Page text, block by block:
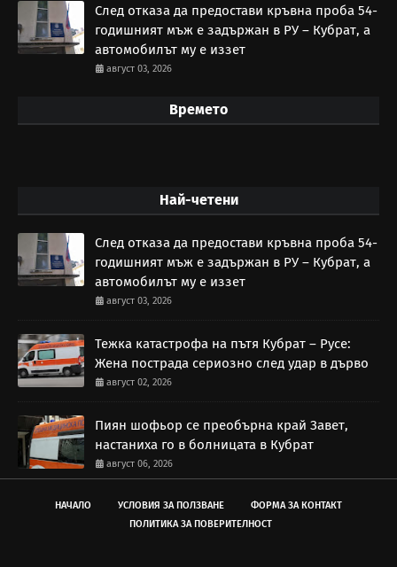
След отказа да предостави кръвна проба 54-
годишният мъж е задържан в РУ – Кубрат, а
автомобилът му е иззет
август 03, 2026
Времето
Най-четени
След отказа да предостави кръвна проба 54-
годишният мъж е задържан в РУ – Кубрат, а
автомобилът му е иззет
август 03, 2026
Тежка катастрофа на пътя Кубрат – Русе:
Жена пострада сериозно след удар в дърво
август 02, 2026
Пиян шофьор се преобърна край Завет,
настаниха го в болницата в Кубрат
август 06, 2026
НАЧАЛО УСЛОВИЯ ЗА ПОЛЗВАНЕ
ФОРМА ЗА КОНТАКТ
ПОЛИТИКА ЗА ПОВЕРИТЕЛНОСТ